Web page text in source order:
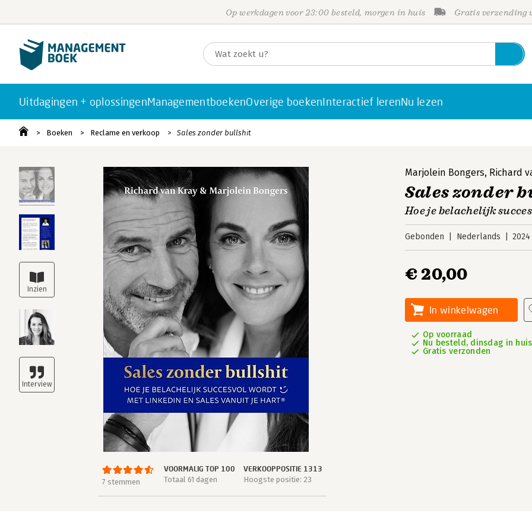
Op werkdagen voor 23:00 besteld, morgen in huis Gratis verzending
Uitdagingen + oplossingenManagementboekenOverige boekenInteractief lerenNu lezen
Boeken Reclame en verkoop Sales zonder bullshit
7 stemmen
VOORMALIG TOP 100
Totaal 61 dagen
VERKOOPPOSITIE 1313
Hoogste positie: 23
Marjolein Bongers, Richard
Sales zonder
Hoe je belachelijk
Gebonden Nederlands 2024
€ 20,00
In winkelwagen
Op voorraad
Nu besteld, dinsdag in huis
Gratis verzonden